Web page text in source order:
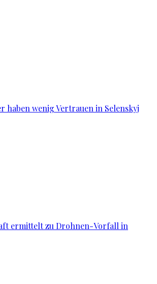
haben wenig Vertrauen in Selenskyj
ermittelt zu Drohnen-Vorfall in